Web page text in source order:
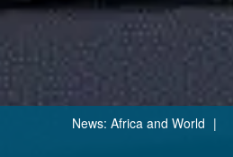
News: Africa and World